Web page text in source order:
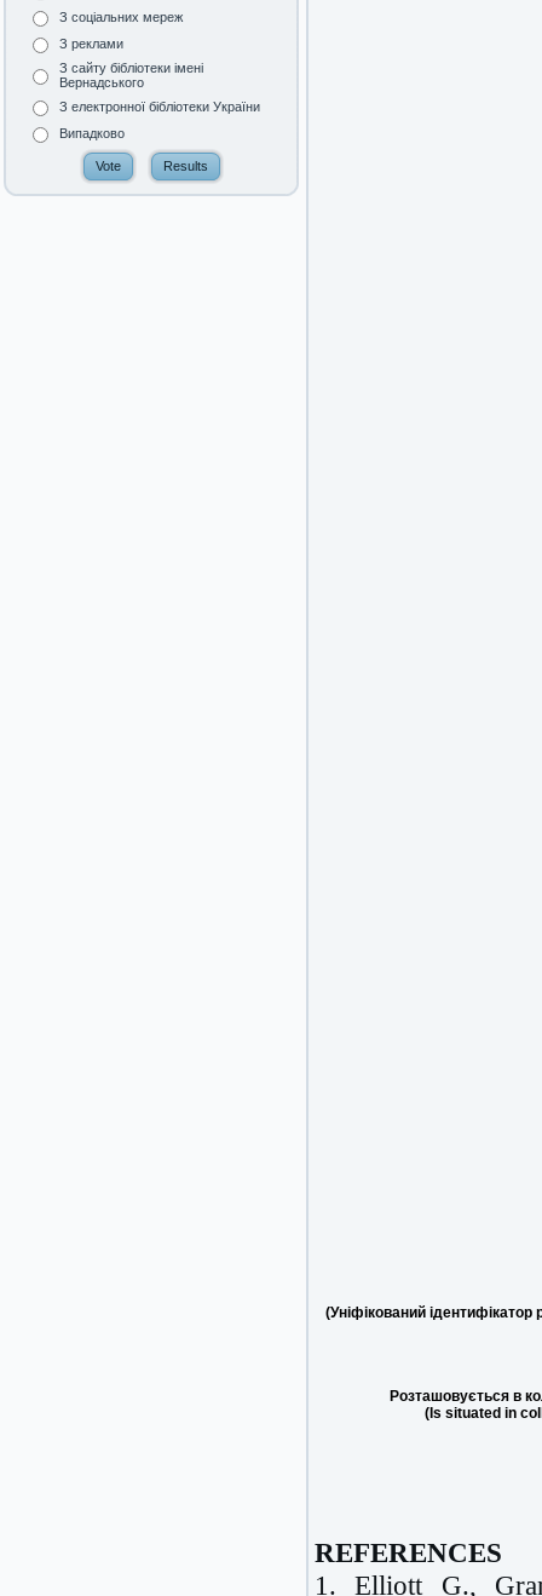
З соціальних мереж
З реклами
З сайту бібліотеки імені
Вернадського
З електронної бібліотеки України
Випадково
(Уніфікований ідентифікатор
Розташовується в
(Is situated in
REFERENCES
1. Elliott G.,